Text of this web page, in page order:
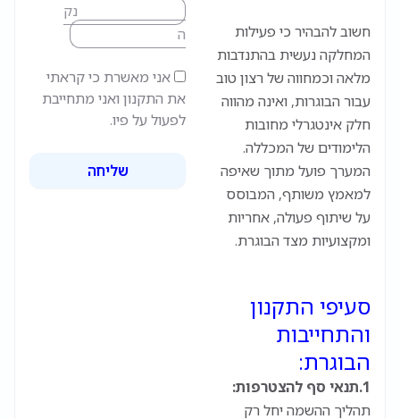
חשוב להבהיר כי פעילות
המחלקה נעשית בהתנדבות
מלאה וכמחווה של רצון טוב
עבור הבוגרות, ואינה מהווה
חלק אינטגרלי מחובות
הלימודים של המכללה.
המערך פועל מתוך שאיפה
למאמץ משותף, המבוסס
על שיתוף פעולה, אחריות
ומקצועיות מצד הבוגרת.
סעיפי התקנון
והתחייבות
הבוגרת:
1. תנאי סף להצטרפות:
תהליך ההשמה יחל רק
נק
ה
אני מאשרת כי קראתי
את התקנון ואני מתחייבת
לפעול על פיו.
שליחה